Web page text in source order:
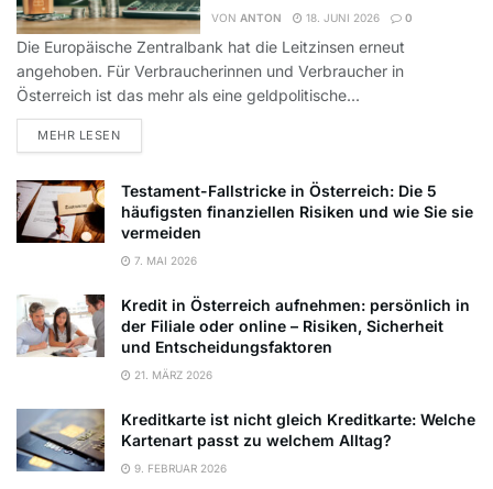
VON ANTON 18. JUNI 2026 0
Die Europäische Zentralbank hat die Leitzinsen erneut
angehoben. Für Verbraucherinnen und Verbraucher in
Österreich ist das mehr als eine geldpolitische...
MEHR LESENDETAILS
Testament-Fallstricke in Österreich: Die 5
häufigsten finanziellen Risiken und wie Sie sie
vermeiden
7. MAI 2026
Kredit in Österreich aufnehmen: persönlich in
der Filiale oder online – Risiken, Sicherheit
und Entscheidungsfaktoren
21. MÄRZ 2026
Kreditkarte ist nicht gleich Kreditkarte: Welche
Kartenart passt zu welchem Alltag?
9. FEBRUAR 2026